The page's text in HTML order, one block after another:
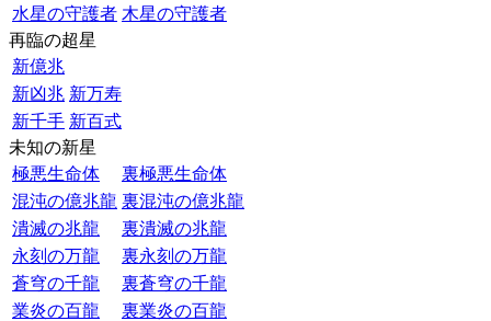
水星の守護者 木星の守護者
再臨の超星
新億兆
新凶兆 新万寿
新千手 新百式
未知の新星
極悪生命体
裏極悪生命体
混沌の億兆龍 裏混沌の億兆龍
潰滅の兆龍
裏潰滅の兆龍
永刻の万龍
裏永刻の万龍
蒼穹の千龍
裏蒼穹の千龍
業炎の百龍
裏業炎の百龍